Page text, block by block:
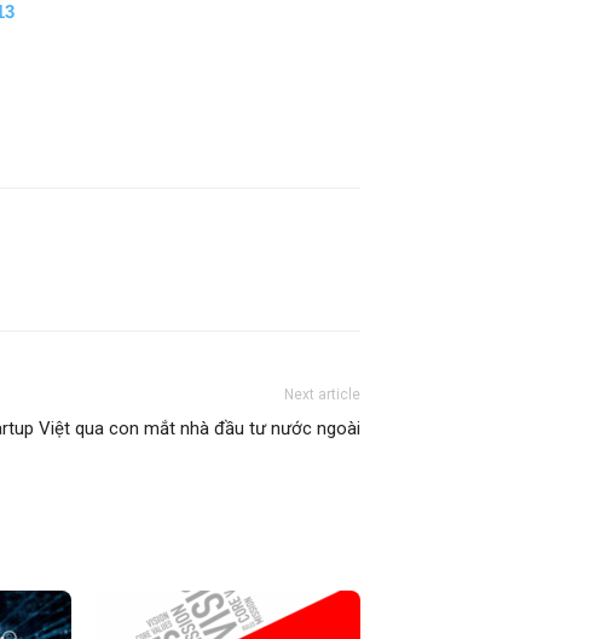
Next article
Việt qua con mắt nhà đầu tư nước ngoài